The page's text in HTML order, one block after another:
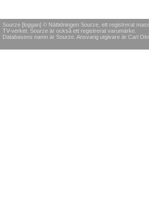
Sourze [loggan] © Nättidningen Sourze, ett registrerat
TV-verket. Sourze är också ett registrerat varumärke.
Databasens namn är Sourze. Ansvarig utgivare är Carl